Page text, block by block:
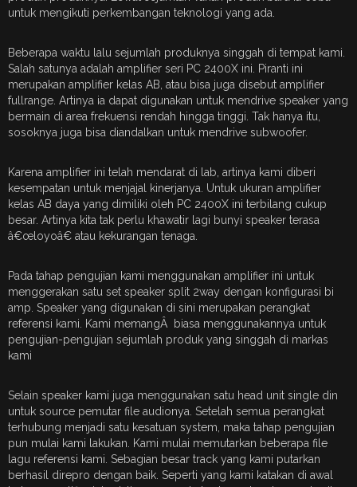
untuk mengikuti perkembangan teknologi yang ada.
Beberapa waktu lalu sejumlah produknya singgah di tempat kami.
Salah satunya adalah amplifier seri PC 2400X ini. Piranti ini
merupakan amplifier kelas AB, atau bisa juga disebut amplifier
fullrange. Artinya ia dapat digunakan untuk mendrive speaker yang
bermain di area frekuensi rendah hingga tinggi. Tak hanya itu,
sosoknya juga bisa diandalkan untuk mendrive subwoofer.
Karena amplifier ini telah mendarat di lab, artinya kami diberi
kesempatan untuk menjajal kinerjanya. Untuk ukuran amplifier
kelas AB daya yang dimiliki oleh PC 2400X ini terbilang cukup
besar. Artinya kita tak perlu khawatir lagi bunyi speaker terasa
â€œloyoâ€ atau kekurangan tenaga.
Pada tahap pengujian kami menggunakan amplifier ini untuk
menggerakan satu set speaker split 2way dengan konfigurasi bi
amp. Speaker yang digunakan di sini merupakan perangkat
referensi kami. Kami memangÂ biasa menggunakannya untuk
pengujian-pengujian sejumlah produk yang singgah di markas
kami
Selain speaker kami juga menggunakan satu head unit single din
untuk source pemutar file audionya. Setelah semua perangkat
terhubung menjadi satu kesatuan system, maka tahap pengujian
pun mulai kami lakukan. Kami mulai memutarkan beberapa file
lagu referensi kami. Sebagian besar track yang kami putarkan
berhasil direpro dengan baik. Seperti yang kami katakan di awal